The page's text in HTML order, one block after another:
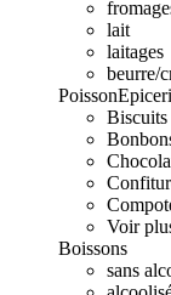
lait
laitages
beurre/
Poisson
Biscuits
Voir
Boissons
sans